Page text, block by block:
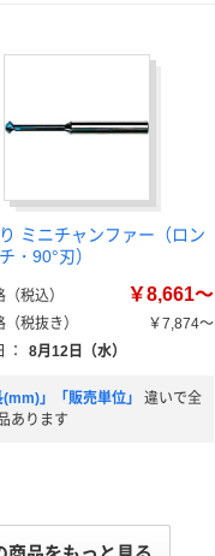
ミニチャンファー（ロン
・90°刃）
税込） ￥8,661～
税抜き）
￥7,874～
： 8月12日（水）
(mm)」「販売単位」
違いで全
あります